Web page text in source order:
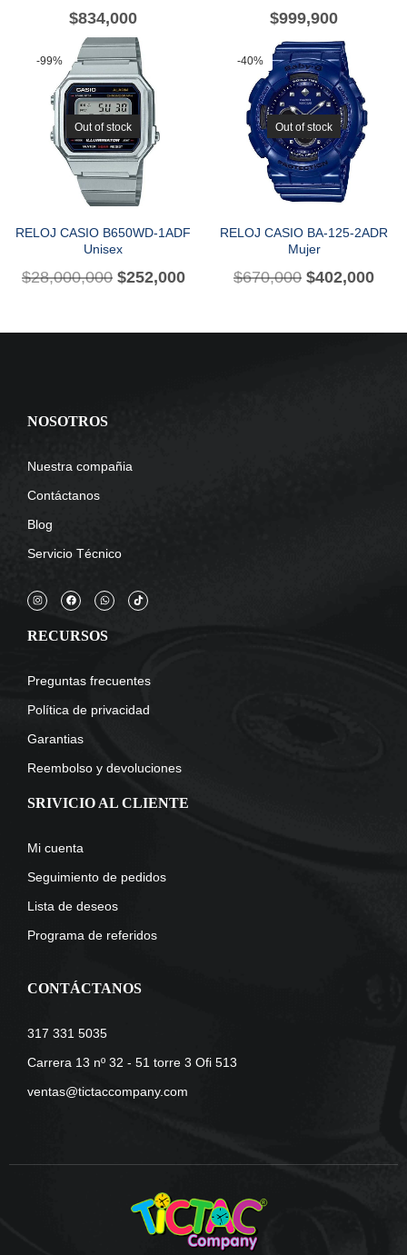
$834,000 $999,900
-99%
Out of stock
RELOJ CASIO B650WD-1ADF
Unisex
$28,000,000 $252,000
-40%
Out of stock
RELOJ CASIO BA-125-2ADR
Mujer
$670,000 $402,000
NOSOTROS
Nuestra compañia
Contáctanos
Blog
Servicio Técnico
RECURSOS
Preguntas frecuentes
Política de privacidad
Garantias
Reembolso y devoluciones
SRIVICIO AL CLIENTE
Mi cuenta
Seguimiento de pedidos
Lista de deseos
Programa de referidos
CONTÁCTANOS
317 331 5035
Carrera 13 nº 32 - 51 torre 3 Ofi 513
ventas@tictaccompany.com